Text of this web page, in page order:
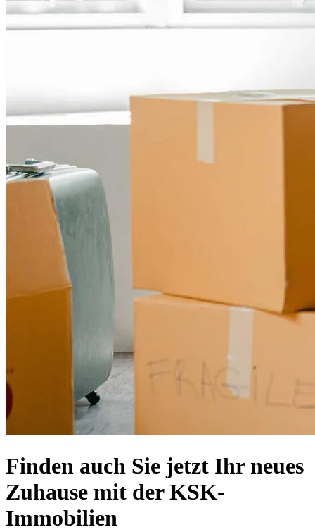
Finden auch Sie jetzt Ihr neues
Zuhause mit der KSK-
Immobilien